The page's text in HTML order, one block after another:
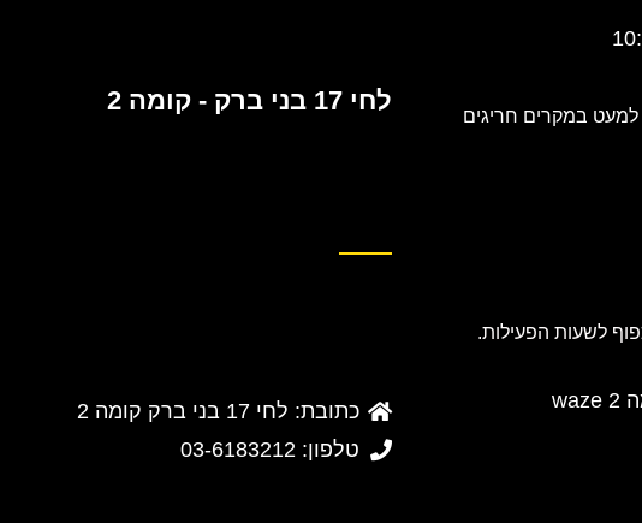
למעט במקרים חריגים
לחי 17 בני ברק - קומה 2
כתובת: לחי 17 בני ברק קומה 2
טלפון: 03-6183212